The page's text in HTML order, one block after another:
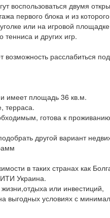
воспользоваться двумя
первого блока и из
или на игровой
тенниса и других игр.
возможность расслабиться
имеет площадь 36 кв.м.
терраса.
готова к
другой вариант
в таких странах как
Украина.
или инвестиций,
выгодных условиях с